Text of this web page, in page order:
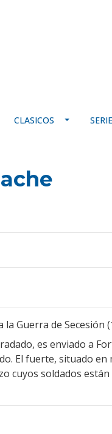
CLASICOS
la Guerra de Secesión
es enviado a
El fuerte, situado
cuyos soldados